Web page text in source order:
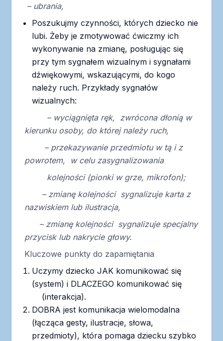
– ubrania,
Poszukujmy czynności, których dziecko nie
lubi. Żeby je zmotywować ćwiczmy ich
wykonywanie na zmianę, posługując się
przy tym sygnałem wizualnym i sygnałami
dźwiękowymi, wskazującymi, do kogo
należy ruch. Przykłady sygnałów
wizualnych:
– wyciągnięta ręk, zwrócona dłonią w
kierunku osoby, do której należy ruch,
– przekazywanie przedmiotu w tą i z
powrotem, w celu zasygnalizowania
kolejności (pionki w grze, mikrofon);
– zmianę kolejności sygnalizuje karta z
nazwiskiem lub ilustracja,
– zmianę kolejności sygnalizuje specjalny
przycisk lub nakrycie głowy.
Kluczowe punkty do zapamiętania
Uczymy dziecko JAK komunikować się
(system) i DLACZEGO komunikować się
(interakcja).
DOBRA jest komunikacja wielomodalna
(łącząca gesty, ilustracje, słowa,
przedmioty), która pomaga dziecku szybko